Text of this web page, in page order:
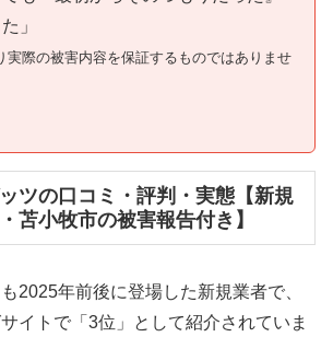
」
際の被害内容を保証するものではありませ
ツの口コミ・評判・実態【新規
苫小牧市の被害報告付き】
2025年前後に登場した新規業者で、
イトで「3位」として紹介されていま